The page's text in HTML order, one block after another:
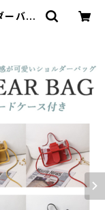
ーバッ